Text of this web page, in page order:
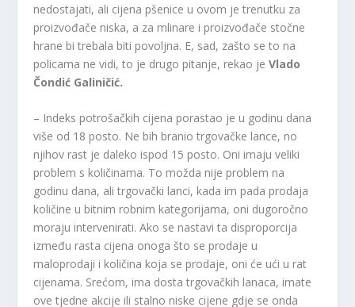
nedostajati, ali cijena pšenice u ovom je trenutku za
proizvođače niska, a za mlinare i proizvođače stočne
hrane bi trebala biti povoljna. E, sad, zašto se to na
policama ne vidi, to je drugo pitanje, rekao je Vlado
Čondić Galiničić.
– Indeks potrošačkih cijena porastao je u godinu dana
više od 18 posto. Ne bih branio trgovačke lance, no
njihov rast je daleko ispod 15 posto. Oni imaju veliki
problem s količinama. To možda nije problem na
godinu dana, ali trgovački lanci, kada im pada prodaja
količine u bitnim robnim kategorijama, oni dugoročno
moraju intervenirati. Ako se nastavi ta disproporcija
između rasta cijena onoga što se prodaje u
maloprodaji i količina koja se prodaje, oni će ući u rat
cijenama. Srećom, ima dosta trgovačkih lanaca, imate
ove tjedne akcije ili stalno niske cijene gdje se onda